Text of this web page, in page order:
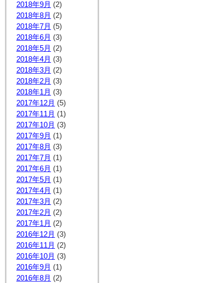
2018年9月 (2)
2018年8月 (2)
2018年7月 (5)
2018年6月 (3)
2018年5月 (2)
2018年4月 (3)
2018年3月 (2)
2018年2月 (3)
2018年1月 (3)
2017年12月 (5)
2017年11月 (1)
2017年10月 (3)
2017年9月 (1)
2017年8月 (3)
2017年7月 (1)
2017年6月 (1)
2017年5月 (1)
2017年4月 (1)
2017年3月 (2)
2017年2月 (2)
2017年1月 (2)
2016年12月 (3)
2016年11月 (2)
2016年10月 (3)
2016年9月 (1)
2016年8月 (2)